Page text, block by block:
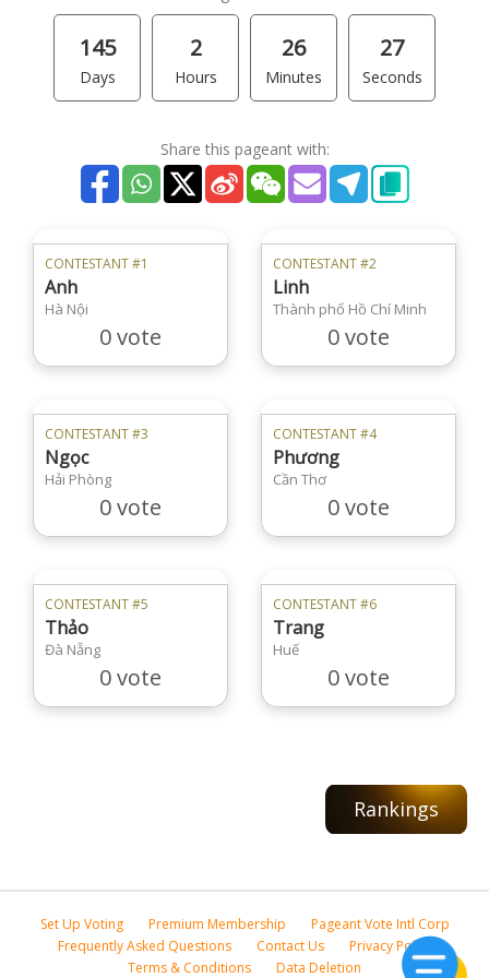
145
Days
2
Hours
26
Minutes
27
Seconds
Share this pageant with:
CONTESTANT #1
Anh
Hà Nội
0 vote
CONTESTANT #2
Linh
Thành phố Hồ Chí Minh
0 vote
CONTESTANT #3
Ngọc
Hải Phòng
0 vote
CONTESTANT #4
Phương
Cần Thơ
0 vote
CONTESTANT #5
Thảo
Đà Nẵng
0 vote
CONTESTANT #6
Trang
Huế
0 vote
Rankings
Set Up Voting Premium Membership
Pageant Vote Intl Corp
Frequently Asked Questions
Contact Us
Privacy Policy
Terms & Conditions
Data Deletion